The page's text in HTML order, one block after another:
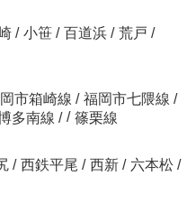
/ 小笹 / 百道浜 / 荒戸 /
市箱崎線 / 福岡市七隈線 /
多南線 / / 篠栗線
/ 西鉄平尾 / 西新 / 六本松 /